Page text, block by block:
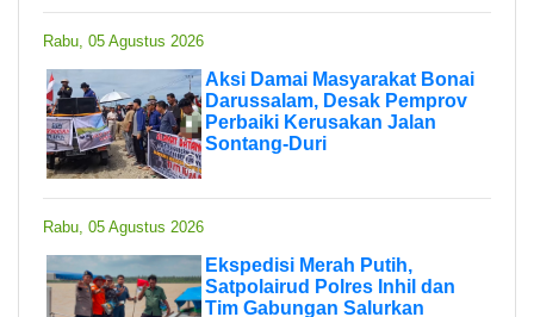
Rabu, 05 Agustus 2026
Aksi Damai Masyarakat Bonai
Darussalam, Desak Pemprov
Perbaiki Kerusakan Jalan
Sontang-Duri
Rabu, 05 Agustus 2026
Ekspedisi Merah Putih,
Satpolairud Polres Inhil dan
Tim Gabungan Salurkan